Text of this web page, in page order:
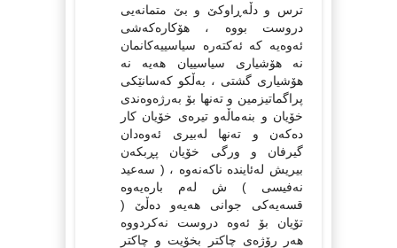
ترس و دڵەڕاوکێ و بێ متمانەیی
دروست بووە ، هۆکارەکەشی
ئەوەیە کە ئەکتەرە سیاسییەکانمان
نە هۆشیاری سیاسییان هەیە نە
هۆشیاری گشتی ، بەڵکو کەسانێکی
پراگماتیزمین و تەنها بۆ بەرژەوەندی
خۆیان و بنەماڵەو تیرەی خۆیان کار
دەکەن و تەنها لەبیری ئەوەدان
گیرفان و ورگی خۆیان پڕبکەن
بیریش لەئایندە ناکەنەوە ، ( سەعید
نەفیسی ) ش لەم بارەیەوە
قسەیەکی جوانی هەیەو دەڵێ (
تۆیان بۆ ئەوە دروست نەکردووە
هەر رۆژەی چاکتر بخۆیت و چاکتر